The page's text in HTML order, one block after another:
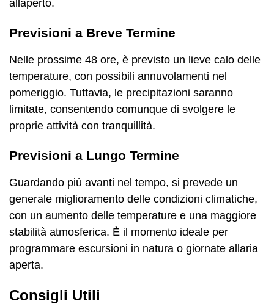
allaperto.
Previsioni a Breve Termine
Nelle prossime 48 ore, è previsto un lieve calo delle
temperature, con possibili annuvolamenti nel
pomeriggio. Tuttavia, le precipitazioni saranno
limitate, consentendo comunque di svolgere le
proprie attività con tranquillità.
Previsioni a Lungo Termine
Guardando più avanti nel tempo, si prevede un
generale miglioramento delle condizioni climatiche,
con un aumento delle temperature e una maggiore
stabilità atmosferica. È il momento ideale per
programmare escursioni in natura o giornate allaria
aperta.
Consigli Utili